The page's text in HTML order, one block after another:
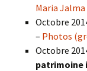
Maria
Octobre
– Photos
Octobre
patrimoine